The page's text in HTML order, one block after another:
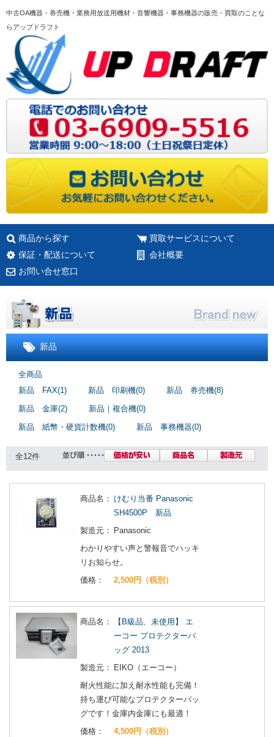
中古OA機器・券売機・業務用放送用機材・音響機器・事務機器の販売・買取のことな
らアップドラフト
商品から探す
買取サービスについて
保証・配送について
会社概要
お問い合せ窓口
新品
全商品
新品 FAX(1)
新品 印刷機(0)
新品 券売機(8)
新品 金庫(2)
新品｜複合機(0)
新品 紙幣・硬貨計数機(0)
新品 事務機器(0)
全12件
商品名： けむり当番 Panasonic
SH4500P 新品
製造元：
Panasonic
わかりやすい声と警報音でハッキ
リお知らせ。
価格：
2,500円（税別）
商品名：
【B級品、未使用】 エ
ーコー プロテクターバ
ッグ 2013
製造元：
EIKO（エーコー）
耐火性能に加え耐水性能も完備！
持ち運び可能なプロテクターバッ
グです！金庫内金庫にも最適！
価格：
4,500円（税別）